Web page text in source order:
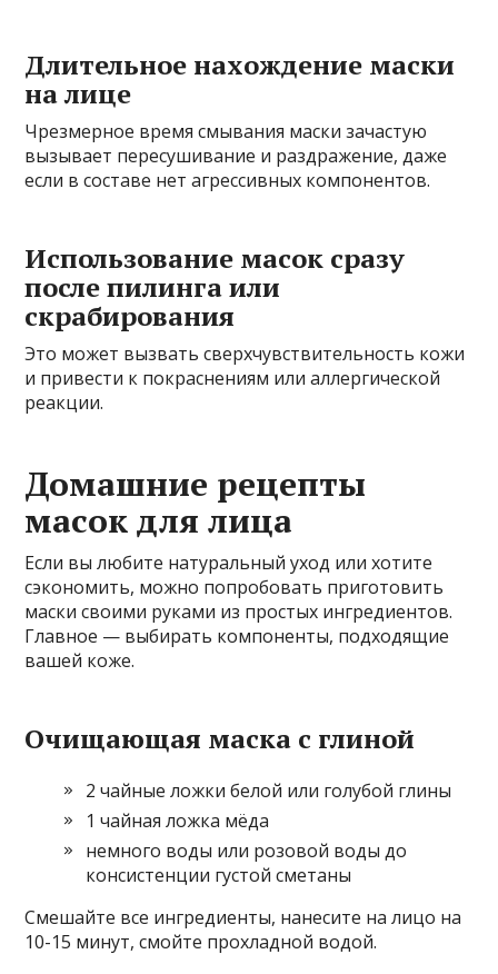
Длительное нахождение маски
на лице
Чрезмерное время смывания маски зачастую
вызывает пересушивание и раздражение, даже
если в составе нет агрессивных компонентов.
Использование масок сразу
после пилинга или
скрабирования
Это может вызвать сверхчувствительность кожи
и привести к покраснениям или аллергической
реакции.
Домашние рецепты
масок для лица
Если вы любите натуральный уход или хотите
сэкономить, можно попробовать приготовить
маски своими руками из простых ингредиентов.
Главное — выбирать компоненты, подходящие
вашей коже.
Очищающая маска с глиной
2 чайные ложки белой или голубой глины
1 чайная ложка мёда
немного воды или розовой воды до
консистенции густой сметаны
Смешайте все ингредиенты, нанесите на лицо на
10-15 минут, смойте прохладной водой.